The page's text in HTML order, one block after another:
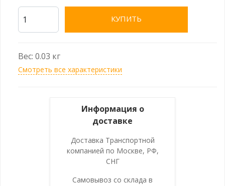
КУПИТЬ
Вес: 0.03 кг
Смотреть все характеристики
Информация о
доставке
Доставка Транспортной
компанией по Москве, РФ,
СНГ
Самовывоз со склада в